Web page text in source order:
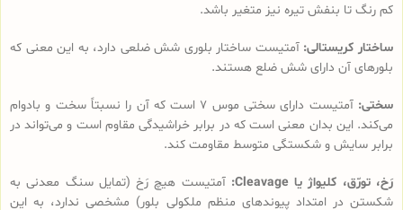
کم رنگ تا بنفش تیره نیز متغیر باشد.
ساختار کریستالی: آمتیست ساختار بلوری شش ضلعی دارد، به این معنی که
بلورهای آن دارای شش ضلع هستند.
سختی:
آمتیست دارای سختی موس 7 است که آن را نسبتاً سخت و بادوام
می‌کند. این بدان معنی است که در برابر خراشیدگی مقاوم است و می‌تواند در
برابر سایش و شکستگی متوسط مقاومت کند.
رَخ، تورّق، کلیواژ یا Cleavage:
آمتیست هیچ رَخ (تمایل سنگ معدنی به
شکستن در امتداد پیوندهای منظم ملکولی بلور) مشخصی ندارد، به این